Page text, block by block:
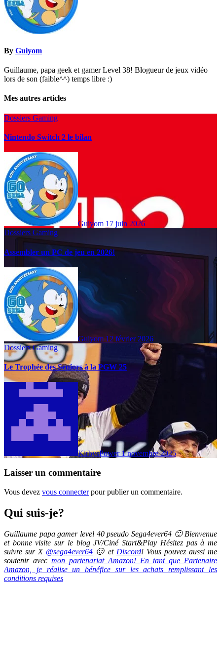
By Guiyom
Guillaume, papa geek et gamer Level 38! Blogueur de jeux vidéo
lors de son (faible^^) temps libre :)
Mes autres articles
Dossiers Gaming
Nintendo Switch 2 le bilan
Guiyom 17 juin 2026
Dossiers Gaming
Assembler un PC de jeu en 2026!
Guiyom 12 février 2026
Dossiers Gaming
Le Trophée des Seniors à la PGW 25
KirbysPower 1 novembre 2025
Laisser un commentaire
Vous devez vous connecterpour publier un commentaire.
Qui suis-je?
Guillaume papa gamer level 40 pseudo Sega4ever64 🙂 Bienvenue
et bonne visite sur le blog JV/Ciné Start&Play Hésitez pas à me
suivre sur X @sega4ever64 🙂 et Discord! Vous pouvez aussi me
soutenir avec mon partenariat Amazon! En tant que Partenaire
Amazon, je réalise un bénéfice sur les achats remplissant les
conditions requises